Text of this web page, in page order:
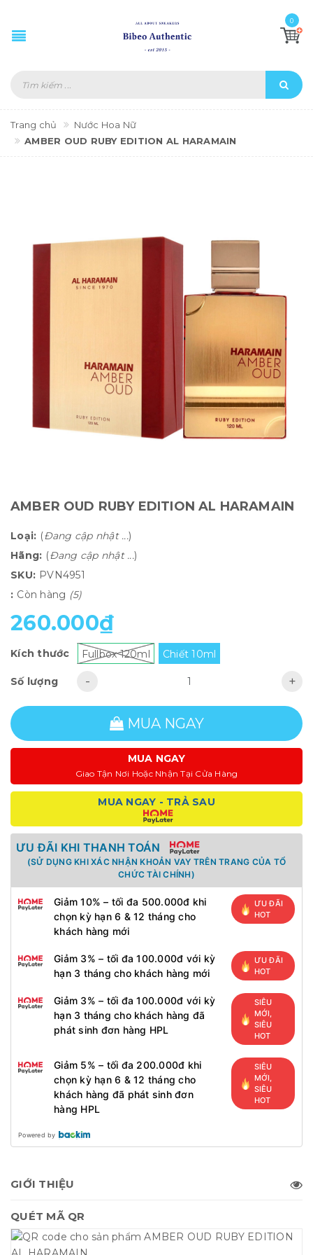
0
Trang chủ
Nước Hoa Nữ
AMBER OUD RUBY EDITION AL HARAMAIN
AMBER OUD RUBY EDITION AL HARAMAIN
Loại: (Đang cập nhật ...)
Hãng: (Đang cập nhật ...)
SKU: PVN4951
: Còn hàng (5)
260.000₫
Kích thước Fullbox 120ml Chiết 10ml
Số lượng - +
MUA NGAY
MUA NGAY
Giao Tận Nơi Hoặc Nhận Tại Cửa Hàng
MUA NGAY - TRẢ SAU
ƯU ĐÃI KHI THANH TOÁN
(SỬ DỤNG KHI XÁC NHẬN KHOẢN VAY TRÊN TRANG CỦA TỔ
CHỨC TÀI CHÍNH)
Giảm 10% – tối đa 500.000đ khi
chọn kỳ hạn 6 & 12 tháng cho
khách hàng mới
ƯU ĐÃI
HOT
Giảm 3% – tối đa 100.000đ với kỳ
hạn 3 tháng cho khách hàng mới
ƯU ĐÃI
HOT
Giảm 3% – tối đa 100.000đ với kỳ
hạn 3 tháng cho khách hàng đã
phát sinh đơn hàng HPL
SIÊU
MỚI,
SIÊU
HOT
Giảm 5% – tối đa 200.000đ khi
chọn kỳ hạn 6 & 12 tháng cho
khách hàng đã phát sinh đơn
hàng HPL
SIÊU
MỚI,
SIÊU
HOT
Powered by
GIỚI THIỆU
QUÉT MÃ QR